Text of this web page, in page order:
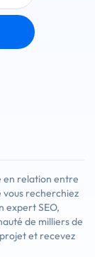
en relation entre
recherchiez
expert SEO,
de milliers de
et recevez